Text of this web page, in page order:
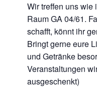
Wir treffen uns wie
Raum GA 04/61.
schafft, könnt ihr
Bringt gerne eure
und Getränke
Veranstaltungen
ausgeschenkt)